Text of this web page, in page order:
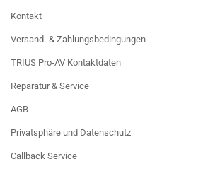
Kontakt
Versand- & Zahlungsbedingungen
TRIUS Pro-AV Kontaktdaten
Reparatur & Service
AGB
Privatsphäre und Datenschutz
Callback Service